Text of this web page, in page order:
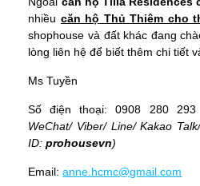
nhiều căn hộ Thủ Thiêm cho
shophouse và đất khác đang
lòng liên hệ để biết thêm chi tiết
Ms Tuyền
Số điện thoại: 0908 280
WeChat/Viber/Line/Kakao Tal
ID:prohousevn)
Email:anne.hcmc@gmail.com